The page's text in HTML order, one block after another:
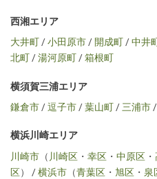
西湘エリア
大井町/小田原市/ 開成町/中井
北町/湯河原町/箱根町
横須賀三浦エリア
鎌倉市/逗子市/葉山町/三浦市/
横浜川崎エリア
川崎市 （ 川崎区 ・ 幸区 ・ 中原区 ・
区） /横浜市 （青葉区 ・ 旭区 ・ 泉